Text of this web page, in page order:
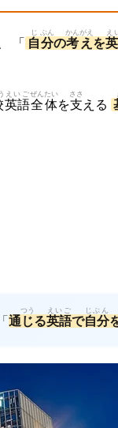
「 自
じ
分
ぶん
の考え
かんがえ
を
え
英語
えいご
全
ぜん
体
たい
を支
ささ
える
通 じ
つう
る英語
えいご
で自分
じぶん